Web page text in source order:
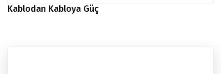
Kablodan Kabloya Güç